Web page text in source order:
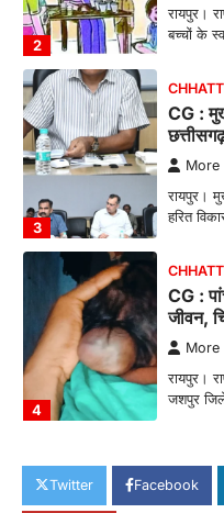
2
रायपुर।
बच्चों के
3
CG :
More
रायपुर।
हरित
4
CG :
जीवन,
More
रायपुर।
जशपुर
CG:
पालन से
Twitter Facebook